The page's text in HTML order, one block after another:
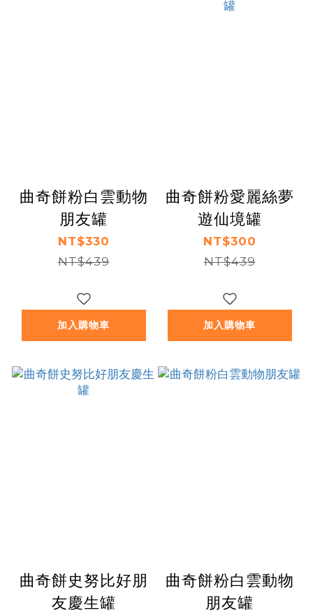
曲奇餅粉白雲動物
朋友罐
NT$330
NT$439
加入購物車
曲奇餅粉愛麗絲夢
遊仙境罐
NT$300
NT$439
加入購物車
曲奇餅史努比好朋
友慶生罐
曲奇餅粉白雲動物
朋友罐